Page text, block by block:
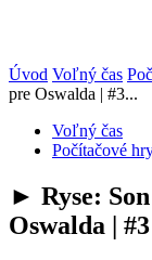
Úvod Voľný čas
pre Oswalda | #3...
Voľný čas
Počítačové
► Ryse:
Oswalda |